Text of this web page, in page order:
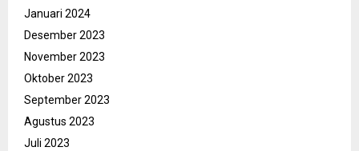
Januari 2024
Desember 2023
November 2023
Oktober 2023
September 2023
Agustus 2023
Juli 2023